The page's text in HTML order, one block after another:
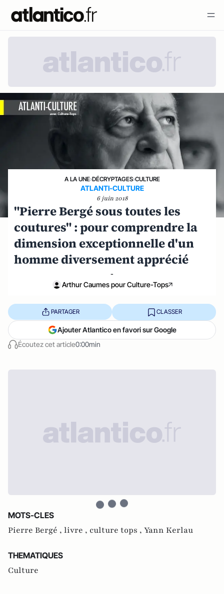
A LA UNE›DÉCRYPTAGES›CULTURE
ATLANTI-CULTURE
6 juin 2018
"Pierre Bergé sous toutes les
coutures" : pour comprendre la
dimension exceptionnelle d'un
homme diversement apprécié
-
Arthur Caumes pour Culture-Tops
Écoutez cet article0:00min
PARTAGER CLASSER
Ajouter Atlantico en favori sur Google
MOTS-CLES
Pierre Bergé , livre , culture tops , Yann Kerlau
THEMATIQUES
Culture